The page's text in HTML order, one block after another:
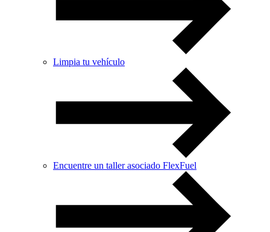
Limpia tu vehículo
Encuentre un taller asociado FlexFuel